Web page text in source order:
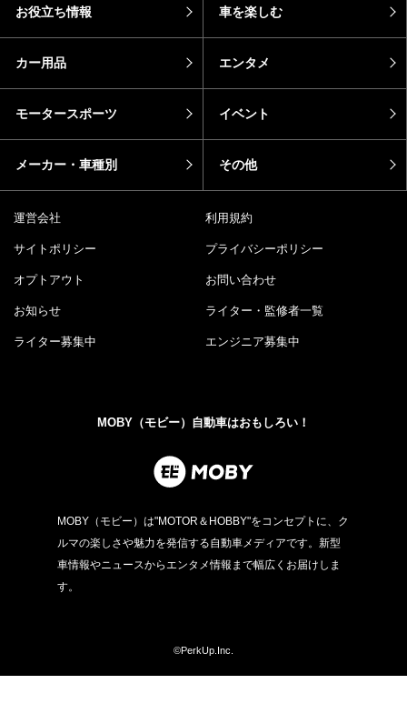
お役立ち情報 車を楽しむ
カー用品 エンタメ
モータースポーツ イベント
メーカー・車種別 その他
運営会社 利用規約
サイトポリシー プライバシーポリシー
オプトアウト お問い合わせ
お知らせ ライター・監修者一覧
ライター募集中 エンジニア募集中
MOBY（モビー）自動車はおもしろい！
MOBY（モビー）は"MOTOR＆HOBBY"をコンセプトに、ク
ルマの楽しさや魅力を発信する自動車メディアです。新型
車情報やニュースからエンタメ情報まで幅広くお届けしま
す。
©PerkUp.Inc.